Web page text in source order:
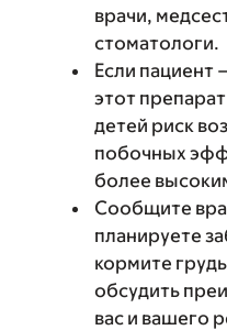
врачи,
стоматологи.
Если пациент
этот
детей риск
побочных
более
Сообщите
планируете
кормите
обсудить
вас и вашего